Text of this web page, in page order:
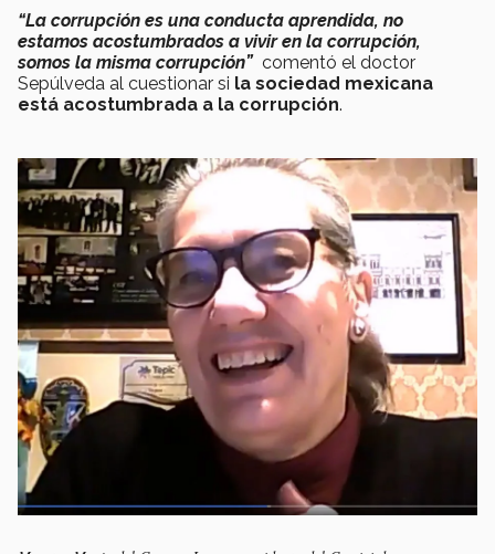
“La corrupción es una conducta aprendida, no
estamos acostumbrados a vivir en la corrupción,
somos la misma corrupción” comentó el doctor
Sepúlveda al cuestionar si la sociedad mexicana
está acostumbrada a la corrupción.